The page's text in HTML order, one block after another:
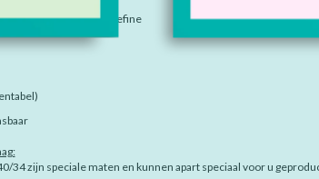
polyester, 6% elastolefine
34 zijn speciale maten en kunnen apart speciaal voor u